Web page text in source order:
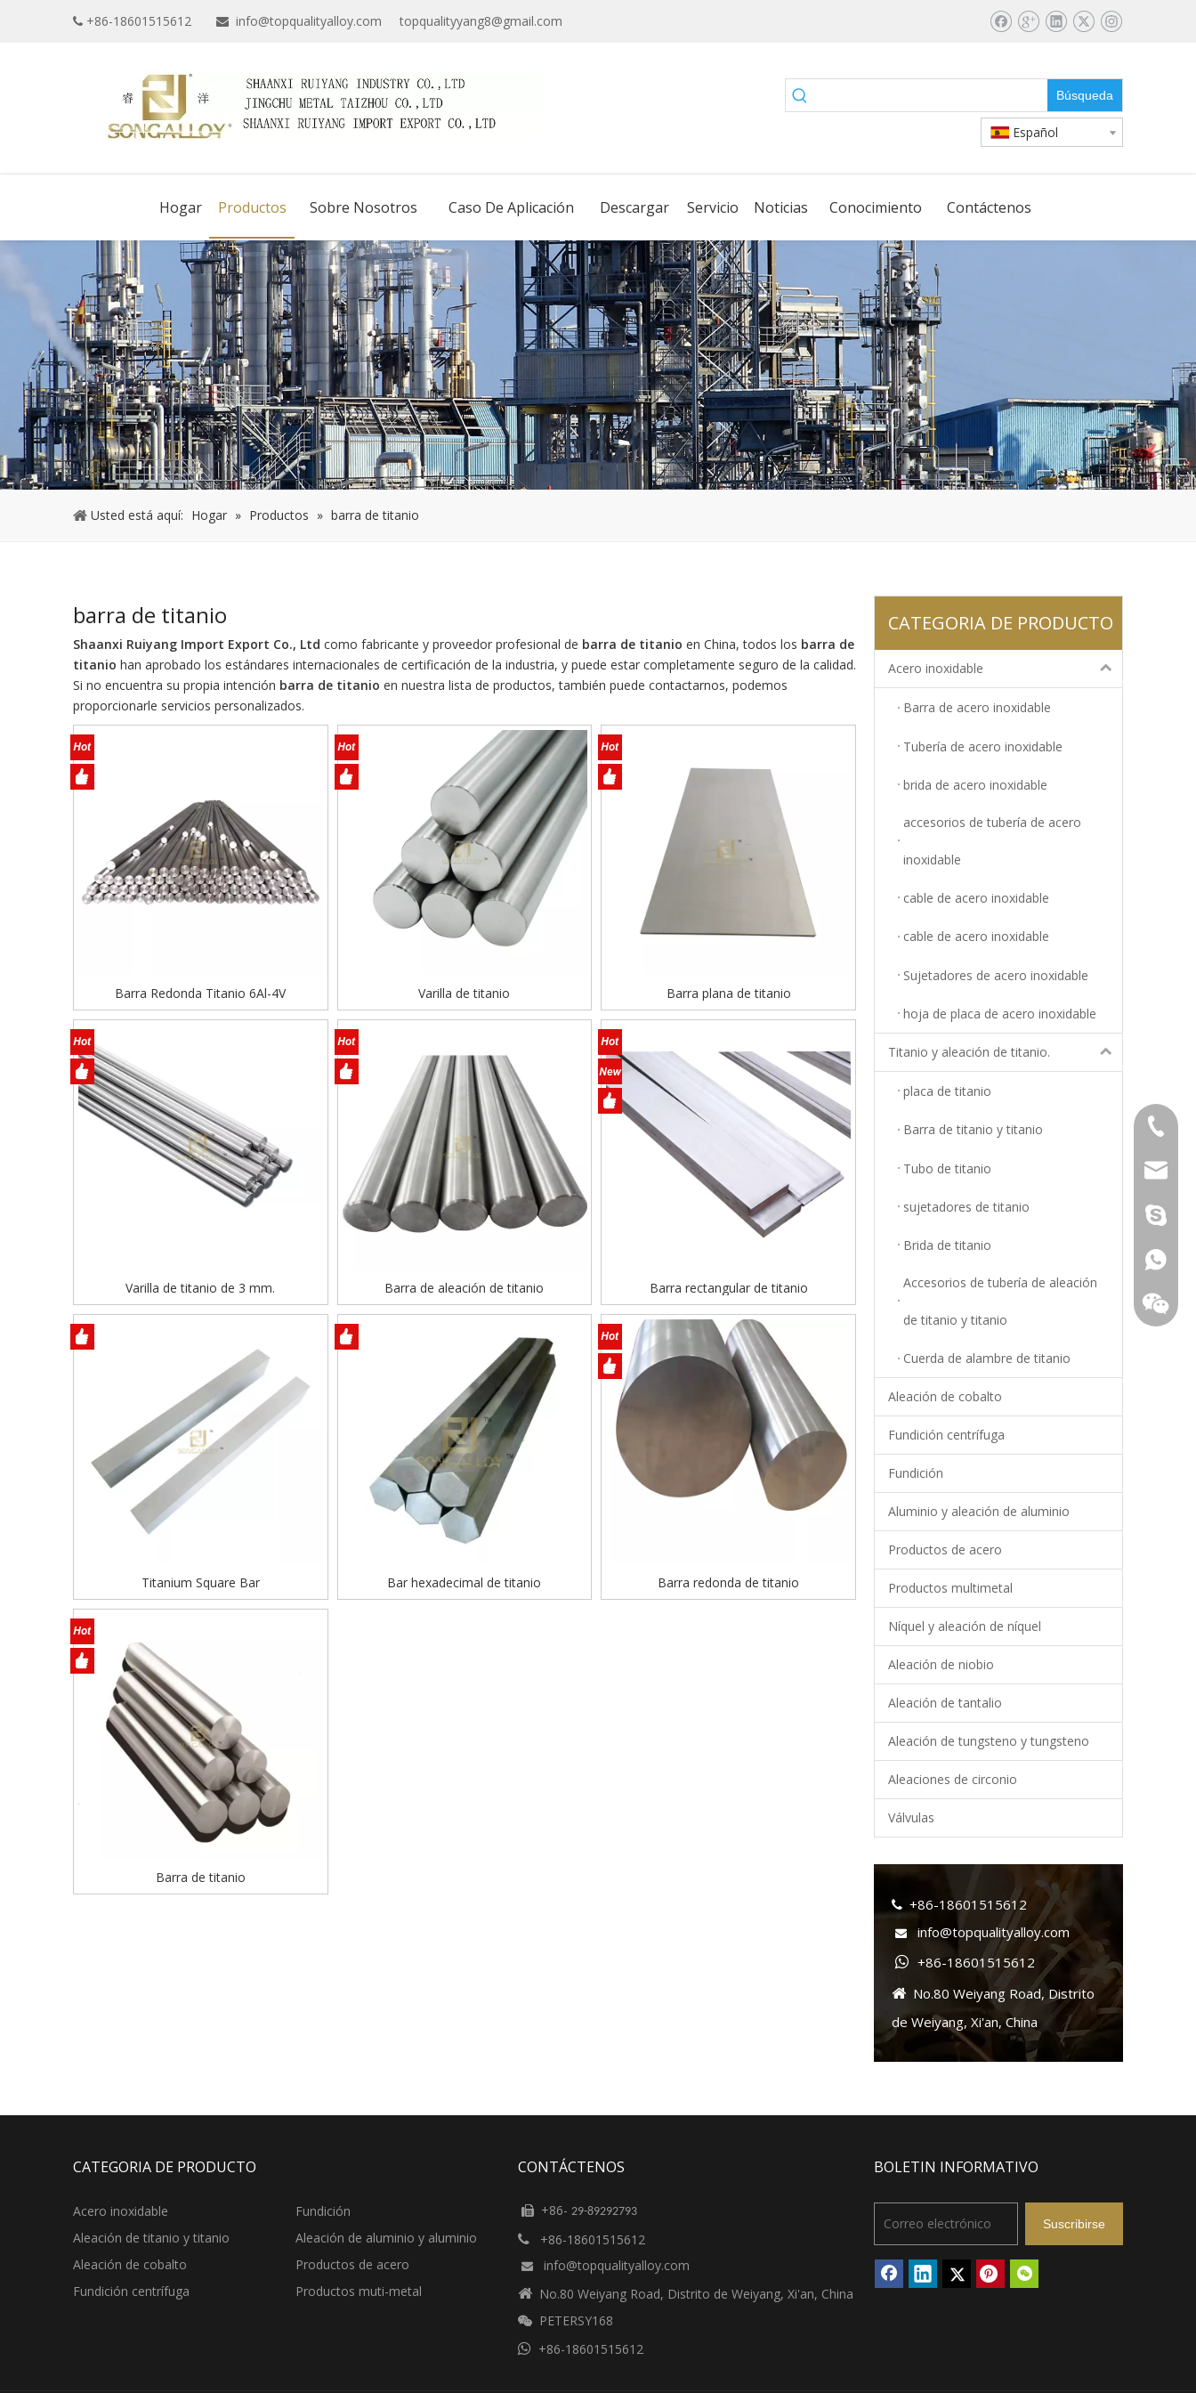
 +86-18601515612  info@topqualityalloy.com topqualityyang8@gmail.com
Búsqueda
Español
Hogar Productos Sobre Nosotros Caso De Aplicación Descargar Servicio Noticias Conocimiento Contáctenos
Usted está aquí: Hogar » Productos » barra de titanio
barra de titanio
Shaanxi Ruiyang Import Export Co., Ltd como fabricante y proveedor profesional de barra de titanio en China, todos los barra de
titanio han aprobado los estándares internacionales de certificación de la industria, y puede estar completamente seguro de la calidad.
Si no encuentra su propia intención barra de titanio en nuestra lista de productos, también puede contactarnos, podemos
proporcionarle servicios personalizados.
Barra Redonda Titanio 6Al-4V Varilla de titanio Barra plana de titanio
Varilla de titanio de 3 mm. Barra de aleación de titanio Barra rectangular de titanio
Titanium Square Bar Bar hexadecimal de titanio Barra redonda de titanio
Barra de titanio
CATEGORIA DE PRODUCTO
Acero inoxidable
Barra de acero inoxidable
Tubería de acero inoxidable
brida de acero inoxidable
accesorios de tubería de acero
inoxidable
cable de acero inoxidable
cable de acero inoxidable
Sujetadores de acero inoxidable
hoja de placa de acero inoxidable
Titanio y aleación de titanio.
placa de titanio
Barra de titanio y titanio
Tubo de titanio
sujetadores de titanio
Brida de titanio
Accesorios de tubería de aleación
de titanio y titanio
Cuerda de alambre de titanio
Aleación de cobalto
Fundición centrífuga
Fundición
Aluminio y aleación de aluminio
Productos de acero
Productos multimetal
Níquel y aleación de níquel
Aleación de niobio
Aleación de tantalio
Aleación de tungsteno y tungsteno
Aleaciones de circonio
Válvulas
 +86-18601515612
 info@topqualityalloy.com
 +86-18601515612
 No.80 Weiyang Road, Distrito
de Weiyang, Xi'an, China
CATEGORIA DE PRODUCTO
Acero inoxidable
Aleación de titanio y titanio
Aleación de cobalto
Fundición centrífuga
+86-
+86-
Fundición
Aleación de aluminio y aluminio
Productos de acero
Productos muti-metal
CONTÁCTENOS
 +86- 29-89292793
 +86-18601515612
 info@topqualityalloy.com
 No.80 Weiyang Road, Distrito de Weiyang, Xi'an, China
 PETERSY168
 +86-18601515612
BOLETIN INFORMATIVO
Suscribirse